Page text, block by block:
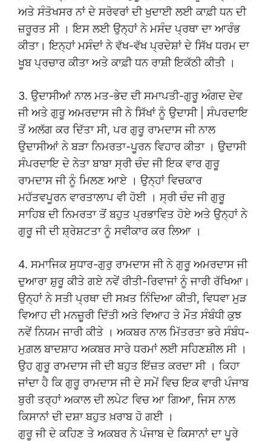
ਅਤੇ ਸੰਤੋਖਸਰ ਨਾਂ ਦੇ ਸਰੋਵਰਾਂ ਦੀ ਖੁਦਾਈ ਲਈ ਕਾਫ਼ੀ ਧਨ ਦੀ
ਜ਼ਰੂਰਤ ਸੀ । ਇਸ ਲਈ ਉਨ੍ਹਾਂ ਨੇ ਮਸੰਦ ਪ੍ਰਥਾ ਦਾ ਆਰੰਭ
ਕੀਤਾ। ਇਨ੍ਹਾਂ ਮਸੰਦਾਂ ਨੇ ਵੱਖ-ਵੱਖ ਪ੍ਰਦੇਸ਼ਾਂ ਦੇ ਸਿੱਖ ਧਰਮ ਦਾ
ਖੂਬ ਪ੍ਰਚਾਰ ਕੀਤਾ ਅਤੇ ਕਾਫ਼ੀ ਧਨ ਰਾਸ਼ੀ ਇਕੱਠੀ ਕੀਤੀ ।
3. ਉਦਾਸੀਆਂ ਨਾਲ ਮਤ-ਭੇਦ ਦੀ ਸਮਾਪਤੀ-ਗੁਰੂ ਅੰਗਦ ਦੇਵ
ਜੀ ਅਤੇ ਗੁਰੂ ਅਮਰਦਾਸ ਜੀ ਨੇ ਸਿੱਖਾਂ ਨੂੰ ਉਦਾਸੀ | ਸੰਪਰਦਾਇ
ਤੋਂ ਅਲੱਗ ਕਰ ਦਿੱਤਾ ਸੀ, ਪਰ ਗੁਰੂ ਰਾਮਦਾਸ ਜੀ ਨਾਲ
ਉਦਾਸੀਆਂ ਨੇ ਬੜਾ ਨਿਮਰਤਾ-ਪੂਰਨ ਵਿਹਾਰ ਕੀਤਾ । ਉਦਾਸੀ
ਸੰਪਰਦਾਇ ਦੇ ਨੇਤਾ ਬਾਬਾ ਸ੍ਰੀ ਚੰਦ ਜੀ ਇਕ ਵਾਰ ਗੁਰੂ
ਰਾਮਦਾਸ ਜੀ ਨੂੰ ਮਿਲਣ ਆਏ । ਉਨ੍ਹਾਂ ਵਿਚਕਾਰ
ਮਹੱਤਵਪੂਰਨ ਵਾਰਤਾਲਾਪ ਵੀ ਹੋਈ । ਸ੍ਰੀ ਚੰਦ ਜੀ ਗੁਰੂ
ਸਾਹਿਬ ਦੀ ਨਿਮਰਤਾ ਤੋਂ ਬਹੁਤ ਪ੍ਰਭਾਵਿਤ ਹੋਏ ਅਤੇ ਉਨ੍ਹਾਂ ਨੇ
ਗੁਰੂ ਜੀ ਦੀ ਸ਼੍ਰੇਸ਼ਟਤਾ ਨੂੰ ਸਵੀਕਾਰ ਕਰ ਲਿਆ ।
4. ਸਮਾਜਿਕ ਸੁਧਾਰ-ਗੁਰੁ ਰਾਮਦਾਸ ਜੀ ਨੇ ਗੁਰੂ ਅਮਰਦਾਸ ਜੀ
ਦੁਆਰਾ ਸ਼ੁਰੂ ਕੀਤੇ ਗਏ ਨਵੇਂ ਰੀਤੀ-ਰਿਵਾਜਾਂ ਨੂੰ ਜਾਰੀ ਰੱਖਿਆ।
ਉਨ੍ਹਾਂ ਨੇ ਸਤੀ ਪ੍ਰਥਾ ਦੀ ਸਖ਼ਤ ਨਿੰਦਿਆ ਕੀਤੀ, ਵਿਧਵਾ ਮੁੜ
ਵਿਆਹ ਦੀ ਮਨਜ਼ੂਰੀ ਦਿੱਤੀ ਅਤੇ ਵਿਆਹ ਤੇ ਮੌਤ ਸੰਬੰਧੀ ਕੁਝ
ਨਵੇਂ ਨਿਯਮ ਜਾਰੀ ਕੀਤੇ । ਅਕਬਰ ਨਾਲ ਮਿੱਤਰਤਾ ਭਰੇ ਸੰਬੰਧ-
ਮੁਗ਼ਲ ਬਾਦਸ਼ਾਹ ਅਕਬਰ ਸਾਰੇ ਧਰਮਾਂ ਲਈ ਸਹਿਣਸ਼ੀਲ ਸੀ ।
ਉਹ ਗੁਰੂ ਰਾਮਦਾਸ ਜੀ ਦੀ ਬਹੁਤ ਇੱਜ਼ਤ ਕਰਦਾ ਸੀ । ਕਿਹਾ
ਜਾਂਦਾ ਹੈ ਕਿ ਗੁਰੂ ਰਾਮਦਾਸ ਜੀ ਦੇ ਸਮੇਂ ਵਿਚ ਇਕ ਵਾਰੀ ਪੰਜਾਬ
ਬੁਰੀ ਤਰ੍ਹਾਂ ਅਕਾਲ ਦੀ ਲਪੇਟ ਵਿਚ ਆ ਗਿਆ, ਜਿਸ ਨਾਲ
ਕਿਸਾਨਾਂ ਦੀ ਦਸ਼ਾ ਬਹੁਤ ਖ਼ਰਾਬ ਹੋ ਗਈ ।
ਗੁਰੂ ਜੀ ਦੇ ਕਹਿਣ ਤੇ ਅਕਬਰ ਨੇ ਪੰਜਾਬ ਦੇ ਕਿਸਾਨਾਂ ਦਾ ਪੂਰੇ